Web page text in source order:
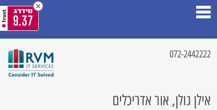
072-2442222
אילן גולן, אור אדריכלים
9.37